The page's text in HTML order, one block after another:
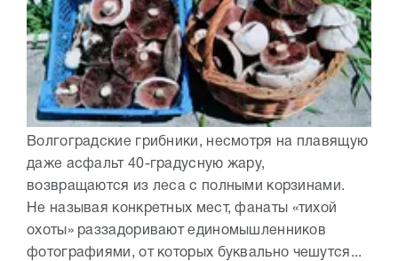
Волгоградские грибники, несмотря на плавящую
даже асфальт 40-градусную жару,
возвращаются из леса с полными корзинами.
Не называя конкретных мест, фанаты «тихой
охоты» раззадоривают единомышленников
фотографиями, от которых буквально чешутся...